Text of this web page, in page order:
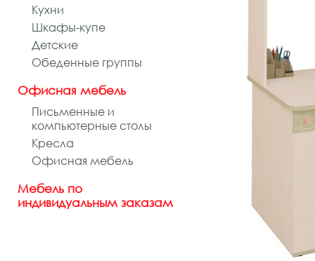
Кухни
Шкафы-купе
Детские
Обеденные группы
Офисная мебель
Письменные и
компьютерные столы
Кресла
Офисная мебель
Мебель по
индивидуальным заказам